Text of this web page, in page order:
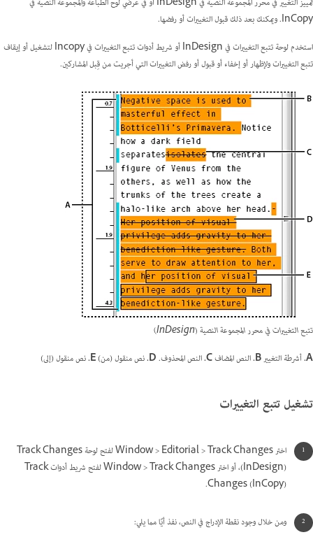
InCopy. ويمكنك بعد ذلك قبول التغييرات أو رفضها.
استخدم لوحة تتبع التغييرات في InDesign أو شريط أدوات تتبع التغييرات في Incopy لتشغيل أو إيقاف
تتبع التغييرات ولإظهار أو إخفاء أو قبول أو رفض التغييرات التي أجريت من قِبل المشاركين.
تتبع التغييرات في محرر المجموعة النصية (InDesign)
A. أشرطة التغييرB. النص المضافC. النص المحذوف.D. نص منقول (من)E. نص منقول (إلى)
تشغيل تتبع التغييرات
اختر Window > Editorial > Track Changes لفتح لوحة Track Changes
(InDesign)، أو اختر Window > Track Changes لفتح شريط أدوات Track
Changes (InCopy).
ومن خلال وجود نقطة الإدراج في النص، نفذ أيًا مما يلي: